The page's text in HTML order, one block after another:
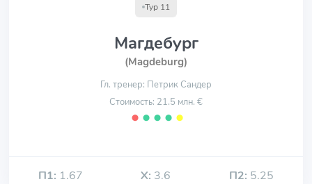
Тур 11
Магдебург
(Magdeburg)
Гл. тренер: Петрик Сандер
Стоимость: 21.5 млн. €
⬤ ⬤ ⬤ ⬤ ⬤
П1: 1.67 Х: 3.6 П2: 5.25